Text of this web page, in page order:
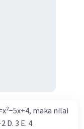
maka nilai
D. 3 E. 4